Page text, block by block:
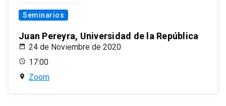
Seminarios
Juan Pereyra, Universidad de la República
24 de Noviembre de 2020
17:00
Zoom